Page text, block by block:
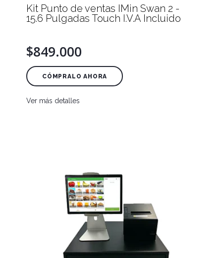
Kit Punto de ventas IMin Swan 2 -
15.6 Pulgadas Touch I.V.A Incluido
$849.000
CÓMPRALO AHORA
Ver más detalles